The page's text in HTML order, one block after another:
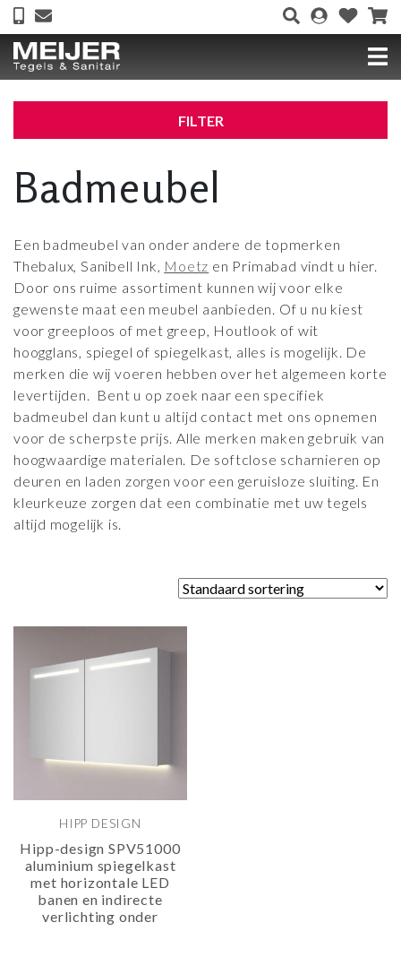
FILTER
Badmeubel
Een badmeubel van onder andere de topmerken
Thebalux, Sanibell Ink, Moetz en Primabad vindt u hier.
Door ons ruime assortiment kunnen wij voor elke
gewenste maat een meubel aanbieden. Of u nu kiest
voor greeploos of met greep, Houtlook of wit
hoogglans, spiegel of spiegelkast, alles is mogelijk. De
merken die wij voeren hebben over het algemeen korte
levertijden. Bent u op zoek naar een specifiek
badmeubel dan kunt u altijd contact met ons opnemen
voor de scherpste prijs. Alle merken maken gebruik van
hoogwaardige materialen. De softclose scharnieren op
deuren en laden zorgen voor een geruisloze sluiting. En
kleurkeuze zorgen dat een combinatie met uw tegels
altijd mogelijk is.
HIPP DESIGN
Hipp-design SPV51000
aluminium spiegelkast
met horizontale LED
banen en indirecte
verlichting onder